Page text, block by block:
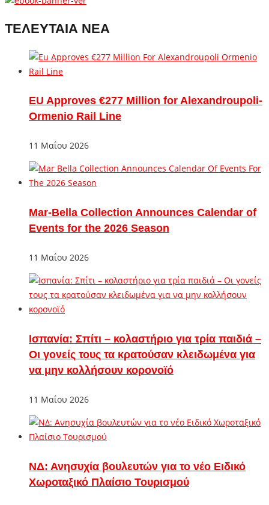
ΤΕΛΕΥΤΑΙΑ ΝΕΑ
EU Approves €277 Million for Alexandroupoli-
Ormenio Rail Line
11 Μαΐου 2026
Mar-Bella Collection Announces Calendar of
Events for the 2026 Season
11 Μαΐου 2026
Ισπανία: Σπίτι – κολαστήριο για τρία παιδιά –
Οι γονείς τους τα κρατούσαν κλειδωμένα για
να μην κολλήσουν κορονοϊό
11 Μαΐου 2026
ΝΔ: Ανησυχία βουλευτών για το νέο Ειδικό
Χωροταξικό Πλαίσιο Τουρισμού